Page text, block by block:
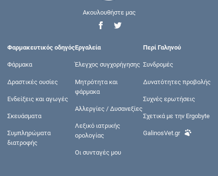
Ακουλουθήστε μας
Φαρμακευτικός οδηγός
Φάρμακα
Δραστικές ουσίες
Ενδείξεις και αγωγές
Σκευάσματα
Συμπληρώματα
διατροφής
Εργαλεία
Έλεγχος συγχορήγησης
Μητρότητα και
φάρμακα
Αλλεργίες / Δυσανεξίες
Λεξικό ιατρικής
ορολογίας
Οι συνταγές μου
Περί Γαληνού
Συνδρομές
Δυνατότητες προβολής
Συχνές ερωτήσεις
Σχετικά με την Ergobyte
GalinosVet.gr